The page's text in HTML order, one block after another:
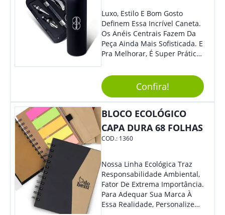
Luxo, Estilo E Bom Gosto
Definem Essa Incrível Caneta.
Os Anéis Centrais Fazem Da
Peça Ainda Mais Sofisticada. E
Pra Melhorar, É Super Prática
Por Giro. É De Impressionar!
Confira!
BLOCO ECOLÓGICO
CAPA DURA 68 FOLHAS
COD.: 1360
Nossa Linha Ecológica Traz
Responsabilidade Ambiental,
Fator De Extrema Importância.
Para Adequar Sua Marca À
Essa Realidade, Personalize